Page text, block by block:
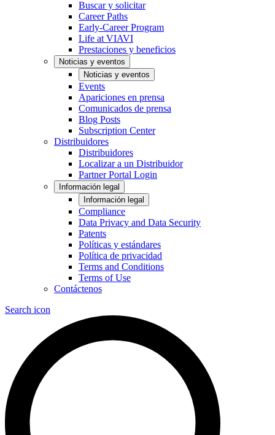
Buscar y solicitar
Career Paths
Early-Career Program
Life at VIAVI
Prestaciones y beneficios
Noticias y eventos
Noticias y eventos
Events
Apariciones en prensa
Comunicados de prensa
Blog Posts
Subscription Center
Distribuidores
Distribuidores
Localizar a un Distribuidor
Partner Portal Login
Información legal
Información legal
Compliance
Data Privacy and Data Security
Patents
Políticas y estándares
Política de privacidad
Terms and Conditions
Terms of Use
Contáctenos
Search icon